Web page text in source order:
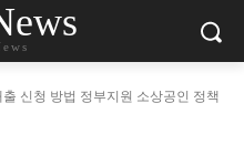
신청 방법 정부지원 소상공인 정책